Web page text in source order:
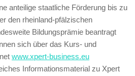
anteilige staatliche Förderung bis zu
den rheinland-pfälzischen
Bildungsprämie beantragt
sich über das Kurs- und
www.xpert-business.eu
Informationsmaterial zu Xpert